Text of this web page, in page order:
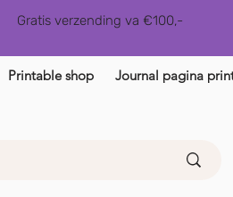
Gratis verzending va €100,-
Printable shop Journal pagina